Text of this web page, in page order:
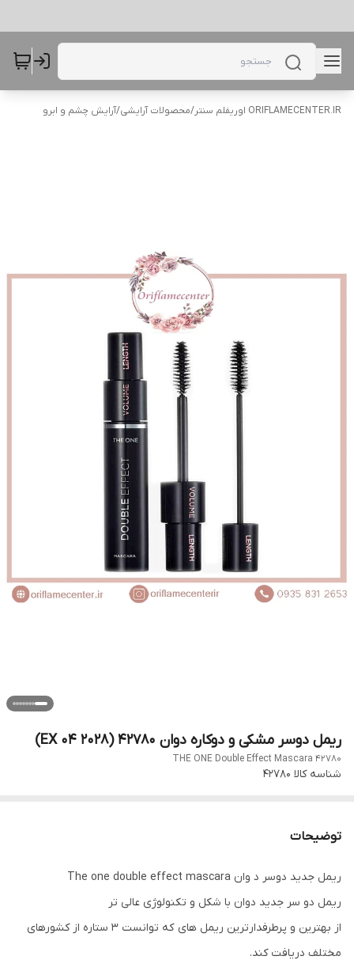
ORIFLAMECENTER.IR اوریفلم سنتر /محصولات آرایشی/آرایش چشم و ابرو
ریمل دوسر مشکی و دوکاره دوان 42780 (EX 04 2028)
THE ONE Double Effect Mascara 42780
شناسه کالا 42780
توضیحات
ریمل جدید دوسر د وان The one double effect mascara
ریمل دو سر جدید دوان‌ با شکل و تکنولوژی عالی تر
از بهترین و پرطرفدارترین ریمل های که توانست ۳ ستاره از کشورهای
مختلف دریافت کند.